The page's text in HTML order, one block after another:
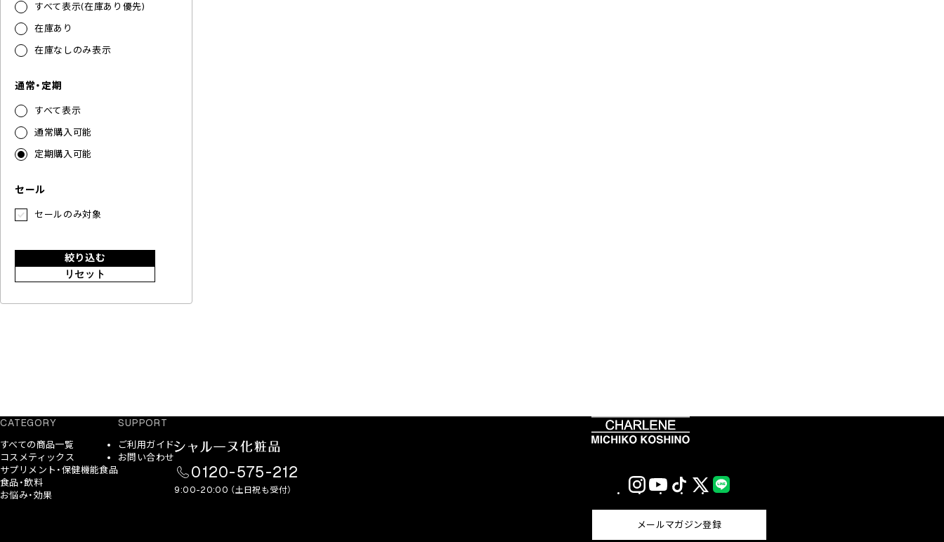
すべて表示(在庫あり優先)
在庫あり
在庫なしのみ表示
通常・定期
すべて表示
通常購入可能
定期購入可能
セール
セールのみ対象
絞り込む
リセット
CATEGORY
すべての商品一覧
コスメティックス
サプリメント・保健機能食品
食品・飲料
お悩み・効果
SUPPORT
ご利用ガイド
お問い合わせ
0120-575-212
9:00-20:00 （土日祝も受付）
InstagramYouTubeTikTok X
(Twitter)
メールマガジン登録